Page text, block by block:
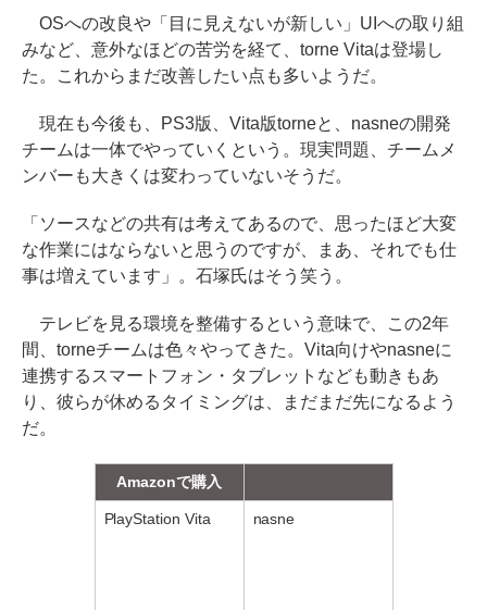
OSへの改良や「目に見えないが新しい」UIへの取り組
みなど、意外なほどの苦労を経て、torne Vitaは登場し
た。これからまだ改善したい点も多いようだ。
現在も今後も、PS3版、Vita版torneと、nasneの開発
チームは一体でやっていくという。現実問題、チームメ
ンバーも大きくは変わっていないそうだ。
「ソースなどの共有は考えてあるので、思ったほど大変
な作業にはならないと思うのですが、まあ、それでも仕
事は増えています」。石塚氏はそう笑う。
テレビを見る環境を整備するという意味で、この2年
間、torneチームは色々やってきた。Vita向けやnasneに
連携するスマートフォン・タブレットなども動きもあ
り、彼らが休めるタイミングは、まだまだ先になるよう
だ。
Amazonで購入
PlayStation Vita nasne